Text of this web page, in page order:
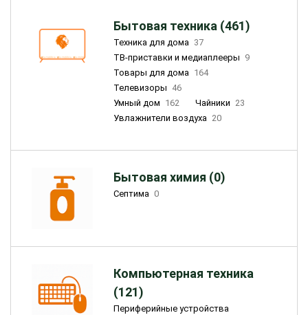
Бытовая техника (461)
Техника для дома 37
ТВ-приставки и медиаплееры 9
Товары для дома 164
Телевизоры 46
Умный дом 162 Чайники 23
Увлажнители воздуха 20
Бытовая химия (0)
Септима 0
Компьютерная техника
(121)
Периферийные устройства